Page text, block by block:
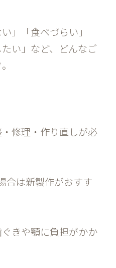
」「食べづらい」
い」など、どんなご
修理・作り直しが必
合は新製作がおすす
きや顎に負担がかか